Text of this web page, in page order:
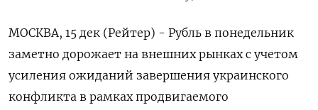
МОСКВА, 15 дек (Рейтер) - Рубль в понедельник
заметно дорожает на внешних рынках с учетом
усиления ожиданий завершения украинского
конфликта в рамках продвигаемого